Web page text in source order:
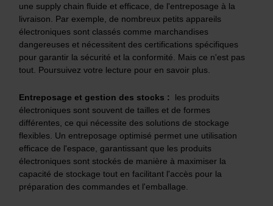
une supply chain fluide et efficace, de l'entreposage à la
livraison. Par exemple, de nombreux petits appareils
électroniques sont classés comme marchandises
dangereuses et nécessitent des certifications spécifiques
pour garantir la sécurité et la conformité. Mais ce n'est pas
tout. Poursuivez votre lecture pour en savoir plus.
Entreposage et gestion des stocks :
les produits
électroniques sont souvent de tailles et de formes
différentes, ce qui nécessite des solutions de stockage
flexibles. Un entreposage optimisé permet une utilisation
efficace de l'espace, garantissant que les produits
électroniques sont stockés de manière à maximiser la
capacité de stockage tout en facilitant l'accès pour la
préparation des commandes et l'emballage.